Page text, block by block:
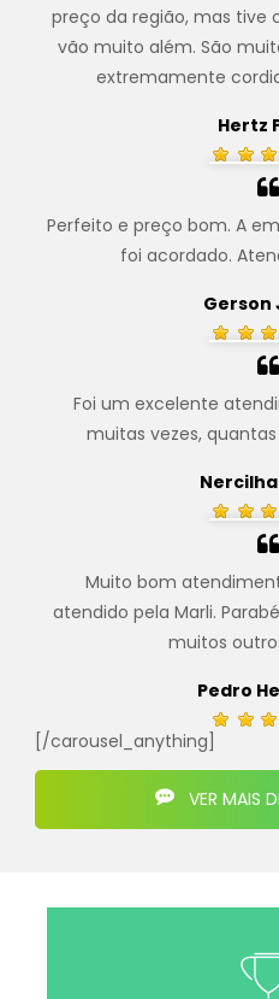
preço da região, mas tive
vão muito além. São
extremamente
Hertz
Perfeito e preço bom. A
foi acordado.
Gerson
Foi um excelente
muitas vezes,
Muito bom
atendido pela Marli.
muitos
Pedro
[/carousel_anything]
VER MAIS